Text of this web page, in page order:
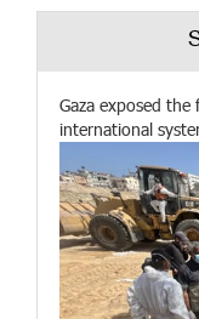
Gaza exposed
international